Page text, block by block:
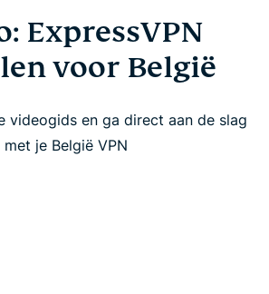
ExpressVPN
voor België
videogids en ga direct aan de slag
met je België VPN